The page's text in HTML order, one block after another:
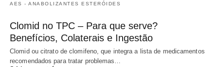
AES - ANABOLIZANTES ESTERÓIDES
Clomid no TPC – Para que serve?
Benefícios, Colaterais e Ingestão
Clomid ou citrato de clomifeno, que integra a lista de medicamentos
recomendados para tratar problemas…